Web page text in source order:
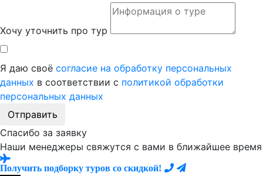
Хочу уточнить про тур
Я даю своё согласие на обработку персональных
данных в соответствии с политикой обработки
персональных данных
Отправить
Спасибо за заявку
Наши менеджеры свяжутся с вами в ближайшее время
Получить подборку туров со скидкой!